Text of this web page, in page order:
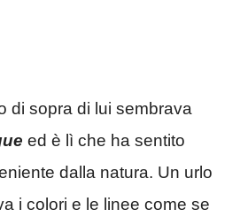
di sopra di lui sembrava
ed è lì che ha sentito
dalla natura. Un urlo
i colori e le linee come se